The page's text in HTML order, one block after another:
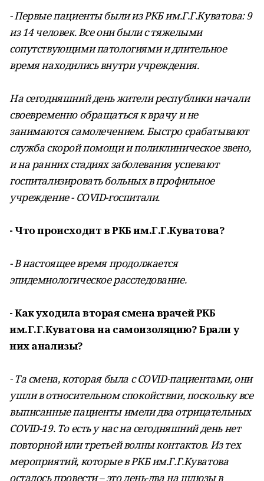
- Первые пациенты были из РКБ им.Г.Г.Куватова: 9
из 14 человек. Все они были с тяжелыми
сопутствующими патологиями и длительное
время находились внутри учреждения.
На сегодняшний день жители республики начали
своевременно обращаться к врачу и не
занимаются самолечением. Быстро срабатывают
служба скорой помощи и поликлиническое звено,
и на ранних стадиях заболевания успевают
госпитализировать больных в профильное
учреждение - COVID-госпитали.
- Что происходит в РКБ им.Г.Г.Куватова?
- В настоящее время продолжается
эпидемиологическое расследование.
- Как уходила вторая смена врачей РКБ
им.Г.Г.Куватова на самоизоляцию? Брали у
них анализы?
- Та смена, которая была с COVID-пациентами, они
ушли в относительном спокойствии, поскольку все
выписанные пациенты имели два отрицательных
COVID-19. То есть у нас на сегодняшний день нет
повторной или третьей волны контактов. Из тех
мероприятий, которые в РКБ им.Г.Г.Куватова
осталось провести – это день-два на шлюзы в